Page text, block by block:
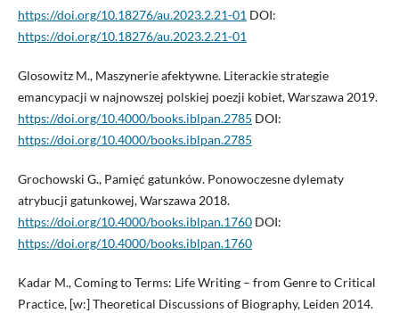
https://doi.org/10.18276/au.2023.2.21-01 DOI:
https://doi.org/10.18276/au.2023.2.21-01
Glosowitz M., Maszynerie afektywne. Literackie strategie
emancypacji w najnowszej polskiej poezji kobiet, Warszawa 2019.
https://doi.org/10.4000/books.iblpan.2785 DOI:
https://doi.org/10.4000/books.iblpan.2785
Grochowski G., Pamięć gatunków. Ponowoczesne dylematy
atrybucji gatunkowej, Warszawa 2018.
https://doi.org/10.4000/books.iblpan.1760DOI:
https://doi.org/10.4000/books.iblpan.1760
Kadar M., Coming to Terms: Life Writing – from Genre to Critical
Practice, [w:] Theoretical Discussions of Biography, Leiden 2014.